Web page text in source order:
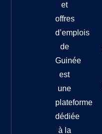
et
offres
d’emplois
de
Guinée
est
une
plateforme
dédiée
à la